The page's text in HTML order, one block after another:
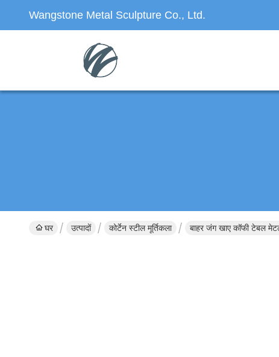
Wangstone Metal Sculpture Co., Ltd.
घर उत्पादों कोर्टेन स्टील मूर्तिकला बाहर जंग खाए कॉफी टेबल